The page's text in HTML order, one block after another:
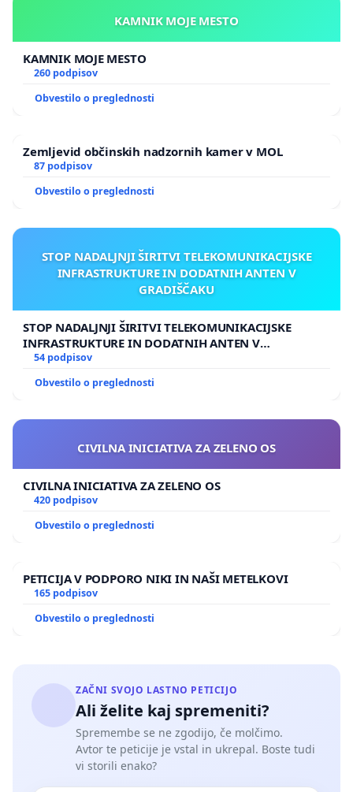
KAMNIK MOJE MESTO
KAMNIK MOJE MESTO
260 podpisov
Obvestilo o preglednosti
Zemljevid občinskih nadzornih kamer v MOL
87 podpisov
Obvestilo o preglednosti
STOP NADALJNJI ŠIRITVI TELEKOMUNIKACIJSKE
INFRASTRUKTURE IN DODATNIH ANTEN V
GRADIŠČAKU
STOP NADALJNJI ŠIRITVI TELEKOMUNIKACIJSKE
INFRASTRUKTURE IN DODATNIH ANTEN V
GRADIŠČAKU
54 podpisov
Obvestilo o preglednosti
CIVILNA INICIATIVA ZA ZELENO OS
CIVILNA INICIATIVA ZA ZELENO OS
420 podpisov
Obvestilo o preglednosti
PETICIJA V PODPORO NIKI IN NAŠI METELKOVI
165 podpisov
Obvestilo o preglednosti
ZAČNI SVOJO LASTNO PETICIJO
Ali želite kaj spremeniti?
Spremembe se ne zgodijo, če molčimo.
Avtor te peticije je vstal in ukrepal. Boste tudi
vi storili enako?